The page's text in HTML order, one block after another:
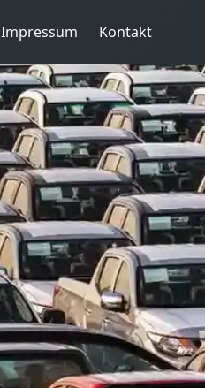
Impressum Kontakt